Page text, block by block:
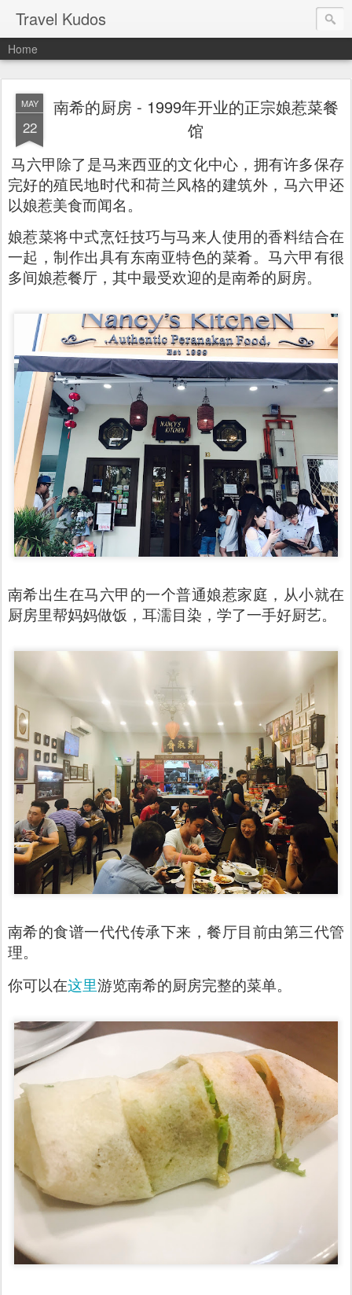
Travel Kudos
Home
MAY
22
南希的厨房 - 1999年开业的正宗娘惹菜餐
馆
马六甲除了是马来西亚的文化中心，拥有许多保存
完好的殖民地时代和荷兰风格的建筑外，马六甲还
以娘惹美食而闻名。
娘惹菜将中式烹饪技巧与马来人使用的香料结合在
一起，制作出具有东南亚特色的菜肴。马六甲有很
多间娘惹餐厅，其中最受欢迎的是南希的厨房。
南希出生在马六甲的一个普通娘惹家庭，从小就在
厨房里帮妈妈做饭，耳濡目染，学了一手好厨艺。
南希的食谱一代代传承下来，餐厅目前由第三代管
理。
你可以在这里游览南希的厨房完整的菜单。